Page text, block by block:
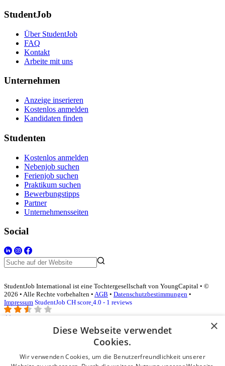
StudentJob
Über StudentJob
FAQ
Kontakt
Arbeite mit uns
Unternehmen
Anzeige inserieren
Kostenlos anmelden
Kandidaten finden
Studenten
Kostenlos anmelden
Nebenjob suchen
Ferienjob suchen
Praktikum suchen
Bewerbungstipps
Partner
Unternehmensseiten
Social
StudentJob International ist eine Tochtergesellschaft von YoungCapital • ©
2026 • Alle Rechte vorbehalten • AGB • Datenschutzbestimmungen •
Impressum StudentJob CH score 4.0 - 1 reviews
Login für Unternehmen
E-Mail*
×
Diese Webseite verwendet
Cookies.
Wir verwenden Cookies, um die Benutzerfreundlichkeit unserer